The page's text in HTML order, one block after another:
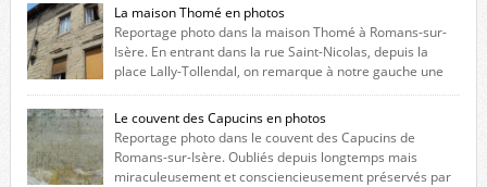
La maison Thomé en photos
Reportage photo dans la maison Thomé à Romans-sur-
Isère. En entrant dans la rue Saint-Nicolas, depuis la
place Lally-Tollendal, on remarque à notre gauche une
maison construite au XVIè siècle. Les deux façades sont ornées de
fenêtres jumelles à meneaux. Entre ces deux étages, on peut voir une
niche qui contient une statue de la Vierge. […]
Le couvent des Capucins en photos
Reportage photo dans le couvent des Capucins de
Romans-sur-Isère. Oubliés depuis longtemps mais
miraculeusement et consciencieusement préservés par